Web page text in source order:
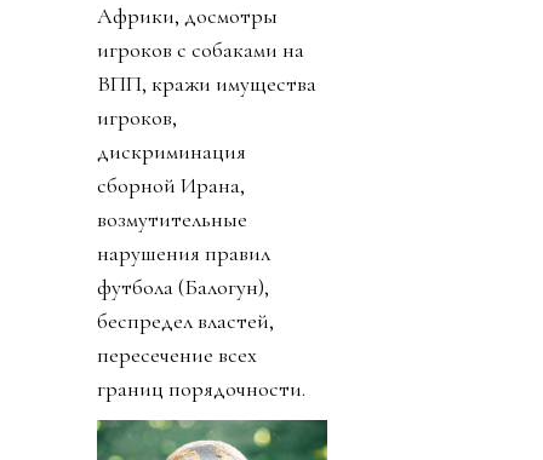
Африки, досмотры
игроков с собаками на
ВПП, кражи имущества
игроков,
дискриминация
сборной Ирана,
возмутительные
нарушения правил
футбола (Балогун),
беспредел властей,
пересечение всех
границ порядочности.